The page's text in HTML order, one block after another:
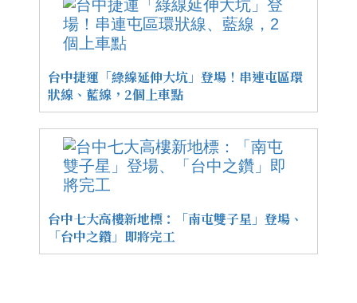
台中捷運「綠線延伸大坑」登場！串連屯區環
狀線、藍線，2個上車點
台中七大高樓新地標：「南屯雙子星」登場、
「台中之鑽」即將完工